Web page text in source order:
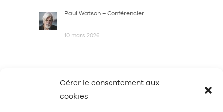
Gérer le consentement aux
cookies
Paul Watson – Conférencier
10 mars 2026